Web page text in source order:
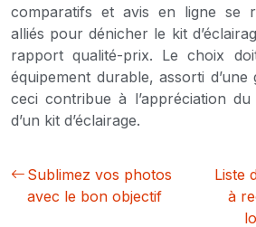
comparatifs et avis en ligne se
alliés pour dénicher le kit
rapport qualité-prix. Le choix
équipement durable, assorti d’une
ceci contribue à l’appréciation
d’un kit d’éclairage.
Sublimez vos photos
avec le bon objectif
Liste
à